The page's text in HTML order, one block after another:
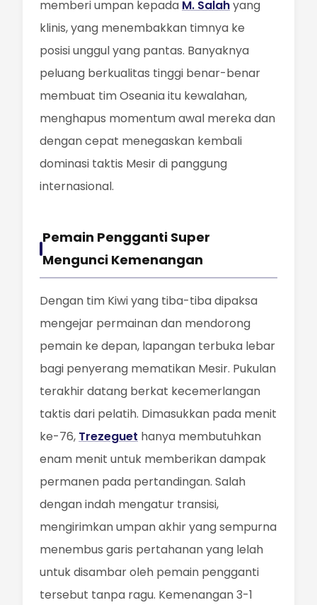
memberi umpan kepada M. Salahyang
klinis, yang menembakkan timnya ke
posisi unggul yang pantas. Banyaknya
peluang berkualitas tinggi benar-benar
membuat tim Oseania itu kewalahan,
menghapus momentum awal mereka dan
dengan cepat menegaskan kembali
dominasi taktis Mesir di panggung
internasional.
Pemain Pengganti Super
Mengunci Kemenangan
Dengan tim Kiwi yang tiba-tiba dipaksa
mengejar permainan dan mendorong
pemain ke depan, lapangan terbuka lebar
bagi penyerang mematikan Mesir. Pukulan
terakhir datang berkat kecemerlangan
taktis dari pelatih. Dimasukkan pada menit
ke-76, Trezeguet hanya membutuhkan
enam menit untuk memberikan dampak
permanen pada pertandingan. Salah
dengan indah mengatur transisi,
mengirimkan umpan akhir yang sempurna
menembus garis pertahanan yang lelah
untuk disambar oleh pemain pengganti
tersebut tanpa ragu. Kemenangan 3-1